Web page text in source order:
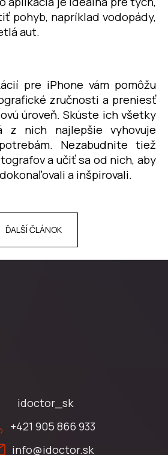
pohyb, napríklad vodopády,
aut.
pre iPhone vám pomôžu
zručnosti a preniesť
úroveň. Skúste ich všetky
z nich najlepšie vyhovuje
Nezabudnite tiež
a učiť sa od nich, aby
a inšpirovali.
ĎALŠÍ ČLÁNOK
info@idoctor.sk
+421 905 866 933
idoctor_sk